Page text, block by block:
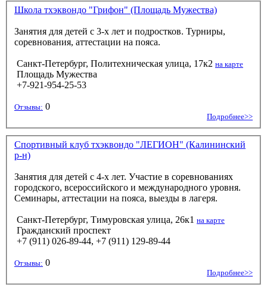
Школа тхэквондо "Грифон" (Площадь Мужества)
Занятия для детей с 3-х лет и подростков. Турниры,
соревнования, аттестации на пояса.
Санкт-Петербург, Политехническая улица, 17к2 на карте
Площадь Мужества
+7-921-954-25-53
Отзывы: 0
Подробнее>>
Спортивный клуб тхэквондо "ЛЕГИОН" (Калининский
р-н)
Занятия для детей с 4-х лет. Участие в соревнованиях
городского, всероссийского и международного уровня.
Семинары, аттестации на пояса, выезды в лагеря.
Санкт-Петербург, Тимуровская улица, 26к1 на карте
Гражданский проспект
+7 (911) 026-89-44, +7 (911) 129-89-44
Отзывы: 0
Подробнее>>